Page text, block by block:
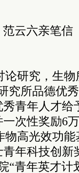
范云六亲笔信
研究，生
究所品德优
青年人才给
次性奖励6
物高光效功
年科技创新
“青年英才计